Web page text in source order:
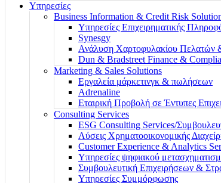
Υπηρεσίες
Business Information & Credit Risk
Υπηρεσίες Επιχειρηματικής
Synesgy
Ανάλυση Χαρτοφυλακίου Πελατών
Dun & Bradstreet Finance &
Marketing & Sales Solutions
Εργαλεία μάρκετινγκ & πωλήσεων
Adrenaline
Εταιρική Προβολή σε Έντυπες
Consulting Services
ESG Consulting Services/
Λύσεις Χρηματοοικονομικής
Customer Experience & Analytics
Υπηρεσίες ψηφιακού
Συμβουλευτική Επιχειρήσεων &
Υπηρεσίες Συμμόρφωσης